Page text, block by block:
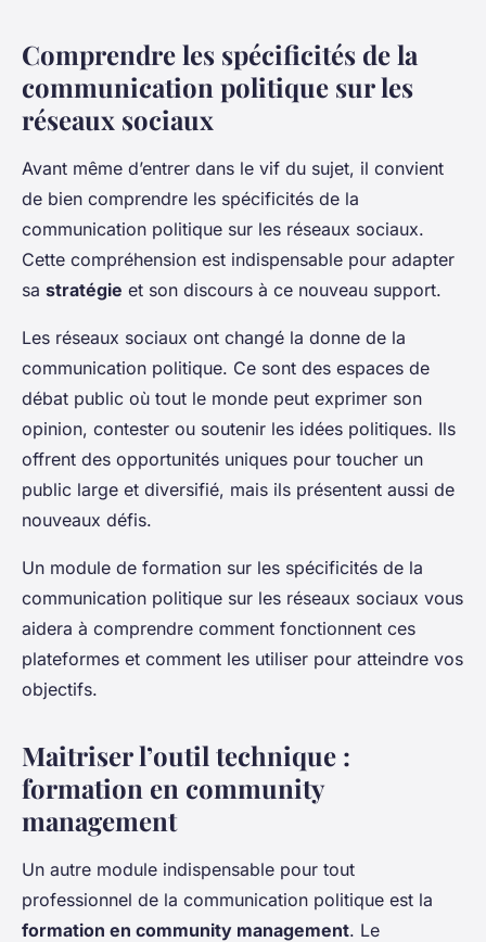
Comprendre les spécificités de la
communication politique sur les
réseaux sociaux
Avant même d’entrer dans le vif du sujet, il convient
de bien comprendre les spécificités de la
communication politique sur les réseaux sociaux.
Cette compréhension est indispensable pour adapter
sa stratégie et son discours à ce nouveau support.
Les réseaux sociaux ont changé la donne de la
communication politique. Ce sont des espaces de
débat public où tout le monde peut exprimer son
opinion, contester ou soutenir les idées politiques. Ils
offrent des opportunités uniques pour toucher un
public large et diversifié, mais ils présentent aussi de
nouveaux défis.
Un module de formation sur les spécificités de la
communication politique sur les réseaux sociaux vous
aidera à comprendre comment fonctionnent ces
plateformes et comment les utiliser pour atteindre vos
objectifs.
Maitriser l’outil technique :
formation en community
management
Un autre module indispensable pour tout
professionnel de la communication politique est la
formation en community management. Le